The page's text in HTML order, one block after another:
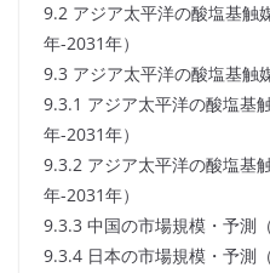
9.2 アジア太平洋の酸塩基触
年-2031年）
9.3 アジア太平洋の酸塩基触
9.3.1 アジア太平洋の酸塩基
年-2031年）
9.3.2 アジア太平洋の酸塩基
年-2031年）
9.3.3 中国の市場規模・予測
9.3.4 日本の市場規模・予測